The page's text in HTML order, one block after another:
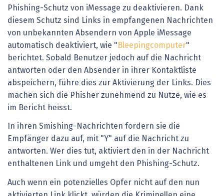
Phishing-Schutz von iMessage zu deaktivieren. Dank
diesem Schutz sind Links in empfangenen Nachrichten
von unbekannten Absendern von Apple iMessage
automatisch deaktiviert, wie " Bleepingcomputer"
berichtet. Sobald Benutzer jedoch auf die Nachricht
antworten oder den Absender in ihrer Kontaktliste
abspeichern, führe dies zur Aktivierung der Links. Dies
machen sich die Phisher zunehmend zu Nutze, wie es
im Bericht heisst.
In ihren Smishing-Nachrichten fordern sie die
Empfänger dazu auf, mit "Y" auf die Nachricht zu
antworten. Wer dies tut, aktiviert den in der Nachricht
enthaltenen Link und umgeht den Phishing-Schutz.
Auch wenn ein potenzielles Opfer nicht auf den nun